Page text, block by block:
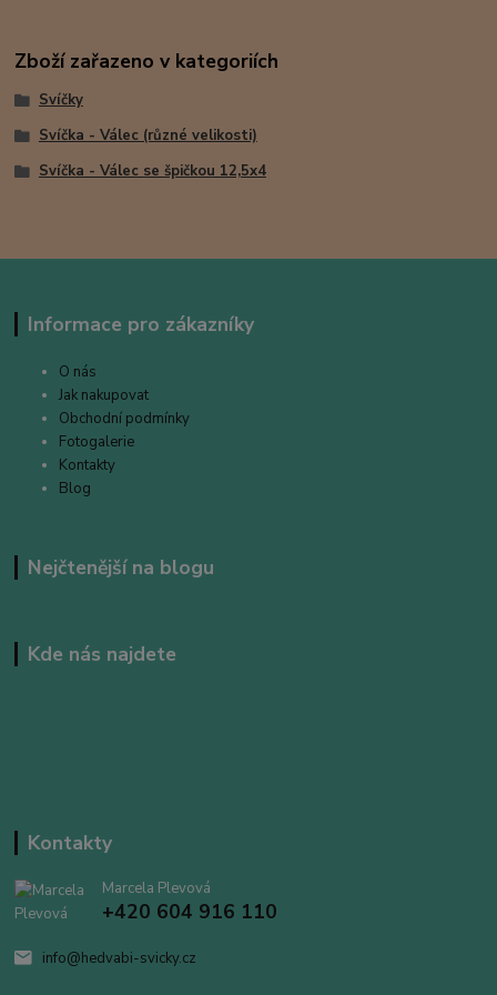
Zboží zařazeno v kategoriích
Svíčky
Svíčka - Válec (různé velikosti)
Svíčka - Válec se špičkou 12,5x4
Informace pro zákazníky
O nás
Jak nakupovat
Obchodní podmínky
Fotogalerie
Kontakty
Blog
Nejčtenější na blogu
Kde nás najdete
Kontakty
Marcela Plevová
+420 604 916 110
info@hedvabi-svicky.cz